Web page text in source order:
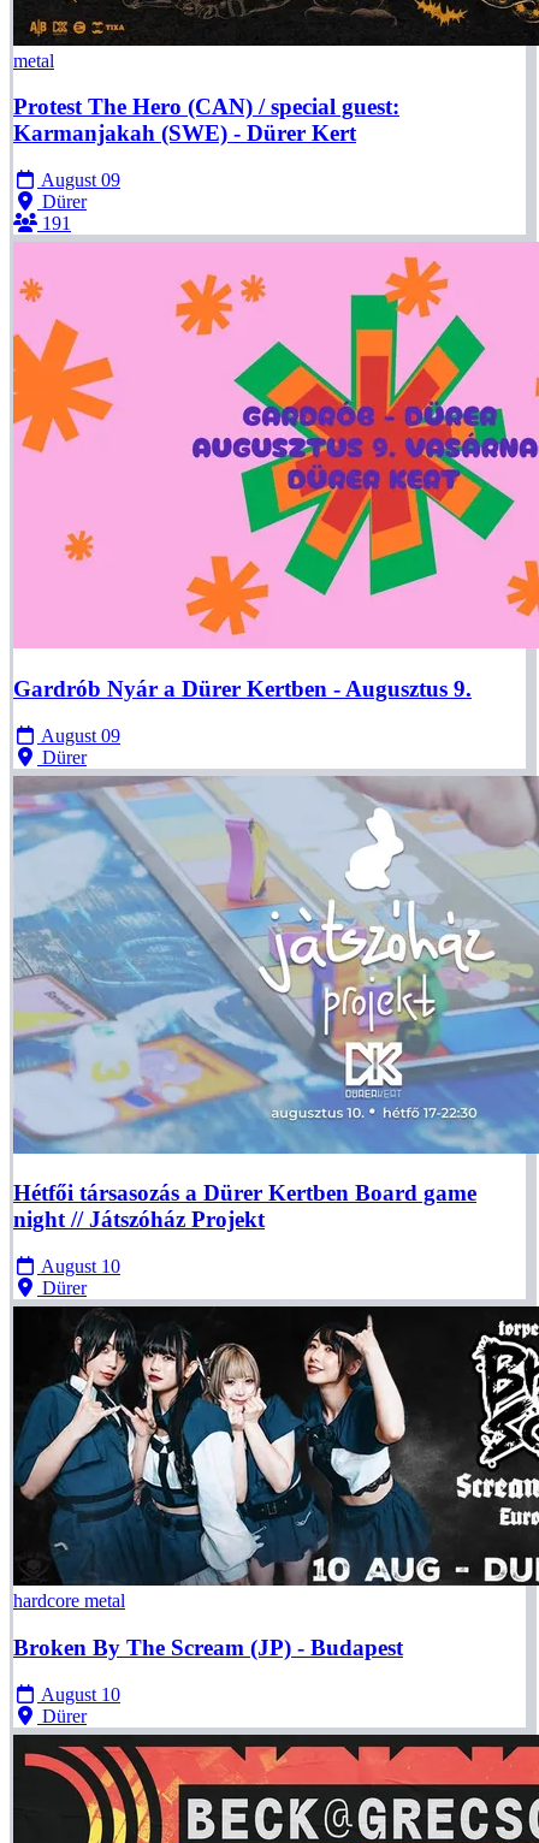
metal
Protest The Hero (CAN) / special guest:
Karmanjakah (SWE) - Dürer Kert
August 09
Dürer
191
Gardrób Nyár a Dürer Kertben - Augusztus 9.
August 09
Dürer
Hétfői társasozás a Dürer Kertben Board game
night // Játszóház Projekt
August 10
Dürer
hardcore metal
Broken By The Scream (JP) - Budapest
August 10
Dürer